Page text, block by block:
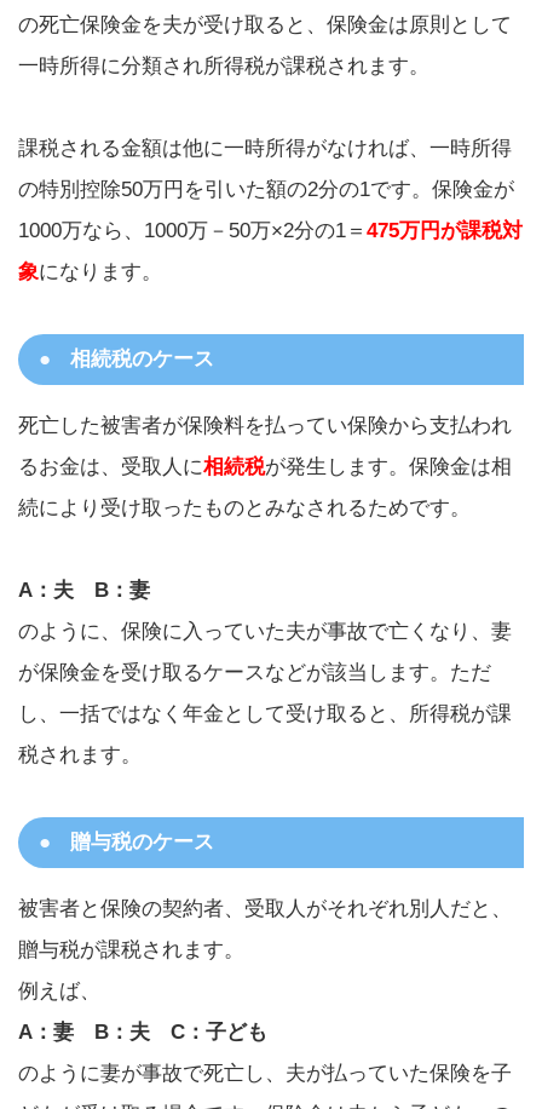
の死亡保険金を夫が受け取ると、保険金は原則として
一時所得に分類され所得税が課税されます。
課税される金額は他に一時所得がなければ、一時所得
の特別控除50万円を引いた額の2分の1です。保険金が
1000万なら、1000万－50万×2分の1＝ 475万円が課税対
象になります。
相続税のケース
死亡した被害者が保険料を払ってい保険から支払われ
るお金は、受取人に相続税が発生します。保険金は相
続により受け取ったものとみなされるためです。
A：夫 B：妻
のように、保険に入っていた夫が事故で亡くなり、妻
が保険金を受け取るケースなどが該当します。ただ
し、一括ではなく年金として受け取ると、所得税が課
税されます。
贈与税のケース
被害者と保険の契約者、受取人がそれぞれ別人だと、
贈与税が課税されます。
例えば、
A：妻 B：夫 C：子ども
のように妻が事故で死亡し、夫が払っていた保険を子